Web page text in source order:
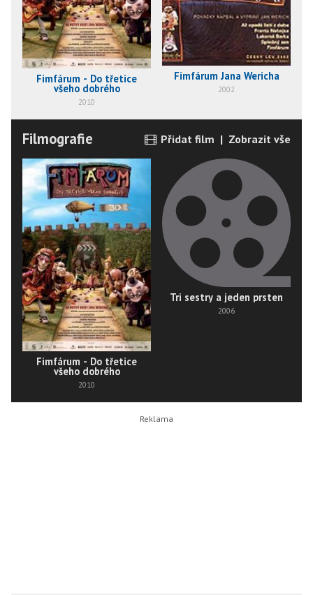
Fimfárum - Do třetice
všeho dobrého
2010
Fimfárum Jana Wericha
2002
Filmografie Přidat film | Zobrazit vše
Fimfárum - Do třetice
všeho dobrého
2010
Tri sestry a jeden prsten
2006